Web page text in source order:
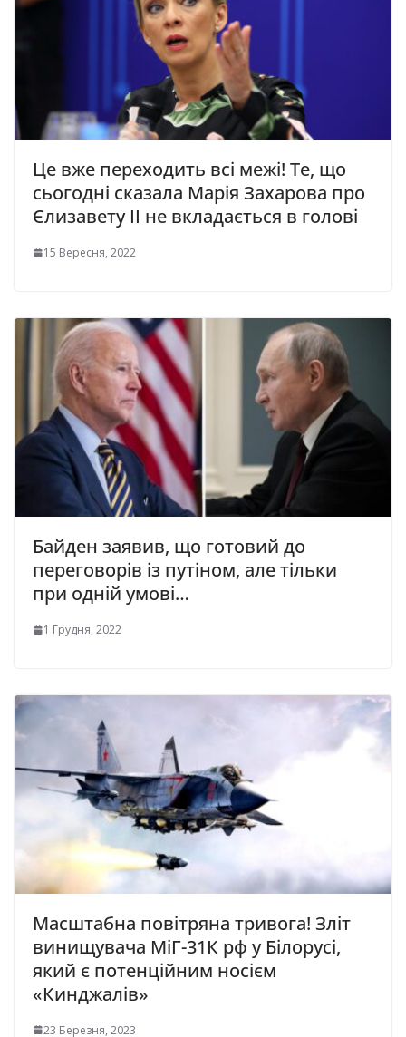
Це вже переходить всі межі! Те, що
сьогодні сказала Марія Захарова про
Єлизавету II не вкладається в голові
15 Вересня, 2022
Байден заявив, що готовий до
переговорів із путіном, але тільки
при одній умові…
1 Грудня, 2022
Масштабна повітряна тривога! Зліт
винищувача МіГ-31К рф у Білорусі,
який є потенційним носієм
«Кинджалів»
23 Березня, 2023